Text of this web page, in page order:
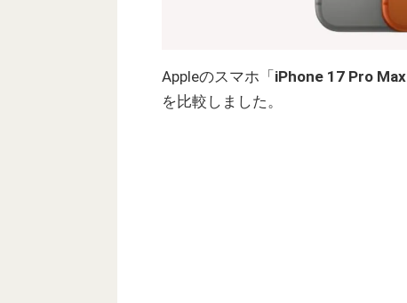
Appleのスマホ「iPhone 17 Pro Max
を比較しました。